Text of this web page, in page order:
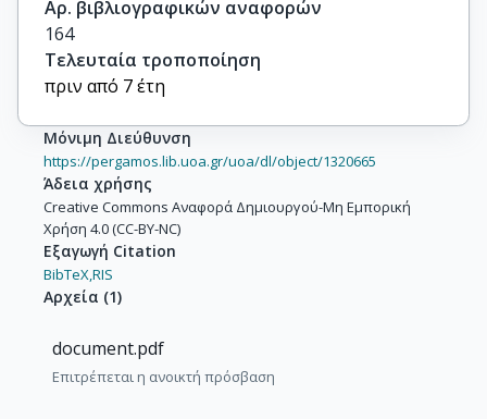
Αρ. βιβλιογραφικών αναφορών
164
Τελευταία τροποποίηση
πριν από 7 έτη
Μόνιμη Διεύθυνση
https://pergamos.lib.uoa.gr/uoa/dl/object/1320665
Άδεια χρήσης
Creative Commons Αναφορά Δημιουργού-Μη Εμπορική
Χρήση 4.0 (CC-BY-NC)
Εξαγωγή Citation
BibTeX,RIS
Αρχεία (1)
document.pdf
Επιτρέπεται η ανοικτή πρόσβαση